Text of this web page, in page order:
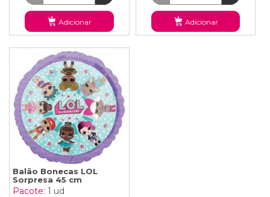
Adicionar Adicionar
Balão Bonecas LOL
Sorpresa 45 cm
Pacote: 1 ud